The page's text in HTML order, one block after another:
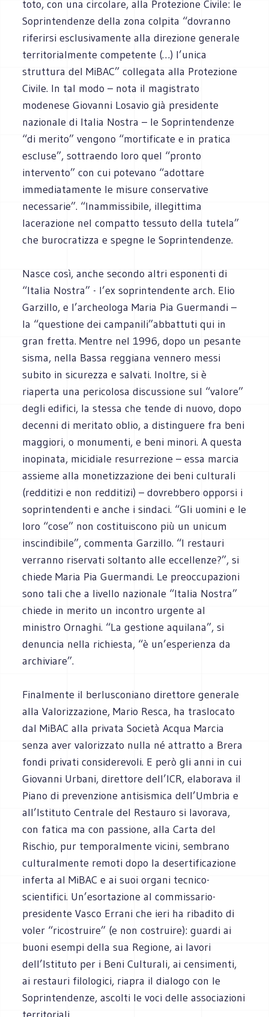
toto, con una circolare, alla Protezione Civile: le
Soprintendenze della zona colpita “dovranno
riferirsi esclusivamente alla direzione generale
territorialmente competente (…) l’unica
struttura del MiBAC” collegata alla Protezione
Civile. In tal modo – nota il magistrato
modenese Giovanni Losavio già presidente
nazionale di Italia Nostra – le Soprintendenze
“di merito” vengono “mortificate e in pratica
escluse”, sottraendo loro quel “pronto
intervento” con cui potevano “adottare
immediatamente le misure conservative
necessarie”. “Inammissibile, illegittima
lacerazione nel compatto tessuto della tutela”
che burocratizza e spegne le Soprintendenze.
Nasce così, anche secondo altri esponenti di
“Italia Nostra” - l’ex soprintendente arch. Elio
Garzillo, e l’archeologa Maria Pia Guermandi –
la “questione dei campanili”abbattuti qui in
gran fretta. Mentre nel 1996, dopo un pesante
sisma, nella Bassa reggiana vennero messi
subito in sicurezza e salvati. Inoltre, si è
riaperta una pericolosa discussione sul “valore”
degli edifici, la stessa che tende di nuovo, dopo
decenni di meritato oblio, a distinguere fra beni
maggiori, o monumenti, e beni minori. A questa
inopinata, micidiale resurrezione – essa marcia
assieme alla monetizzazione dei beni culturali
(redditizi e non redditizi) – dovrebbero opporsi i
soprintendenti e anche i sindaci. “Gli uomini e le
loro “cose” non costituiscono più un unicum
inscindibile”, commenta Garzillo. “I restauri
verranno riservati soltanto alle eccellenze?”, si
chiede Maria Pia Guermandi. Le preoccupazioni
sono tali che a livello nazionale “Italia Nostra”
chiede in merito un incontro urgente al
ministro Ornaghi. “La gestione aquilana”, si
denuncia nella richiesta, “è un’esperienza da
archiviare”.
Finalmente il berlusconiano direttore generale
alla Valorizzazione, Mario Resca, ha traslocato
dal MiBAC alla privata Società Acqua Marcia
senza aver valorizzato nulla né attratto a Brera
fondi privati considerevoli. E però gli anni in cui
Giovanni Urbani, direttore dell’ICR, elaborava il
Piano di prevenzione antisismica dell’Umbria e
all’Istituto Centrale del Restauro si lavorava,
con fatica ma con passione, alla Carta del
Rischio, pur temporalmente vicini, sembrano
culturalmente remoti dopo la desertificazione
inferta al MiBAC e ai suoi organi tecnico-
scientifici. Un’esortazione al commissario-
presidente Vasco Errani che ieri ha ribadito di
voler “ricostruire” (e non costruire): guardi ai
buoni esempi della sua Regione, ai lavori
dell’Istituto per i Beni Culturali, ai censimenti,
ai restauri filologici, riapra il dialogo con le
Soprintendenze, ascolti le voci delle associazioni